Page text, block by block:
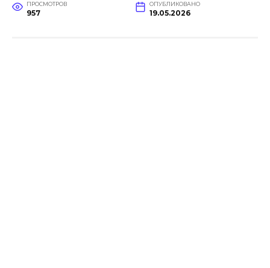
ПРОСМОТРОВ
957
ОПУБЛИКОВАНО
19.05.2026